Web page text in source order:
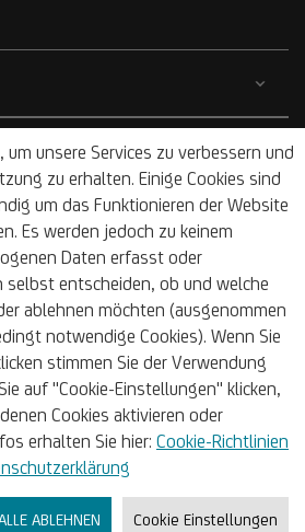
um unsere Services zu verbessern und
zu erhalten. Einige Cookies sind
um das Funktionieren der Website
Es werden jedoch zu keinem
Daten erfasst oder
selbst entscheiden, ob und welche
ablehnen möchten (ausgenommen
notwendige Cookies). Wenn Sie
stimmen Sie der Verwendung
auf "Cookie-Einstellungen" klicken,
Cookies aktivieren oder
erhalten Sie hier: Cookie-Richtlinien
ABLEHNEN Cookie Einstellungen